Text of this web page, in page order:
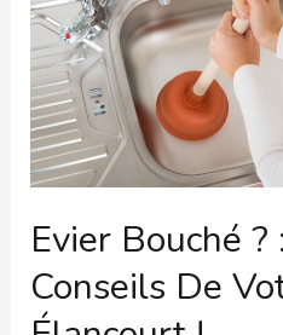
Evier Bouché ?
Conseils De